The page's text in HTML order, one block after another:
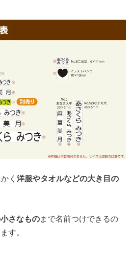
かく洋服やタオルなどの大き目の
さなものまで名前つけできるの
す。